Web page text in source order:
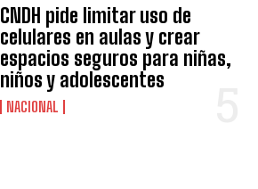
CNDH pide limitar uso de
celulares en aulas y crear
espacios seguros para niñas,
niños y adolescentes
NACIONAL